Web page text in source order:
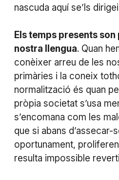
nascuda aquí se’ls
Els temps presents
nostra llengua. Quan
conèixer arreu de les
primàries i la coneix
normalització és quan
pròpia societat s’usa
s’encomana com les
que si abans d’assecar-
oportunament,
resulta impossible